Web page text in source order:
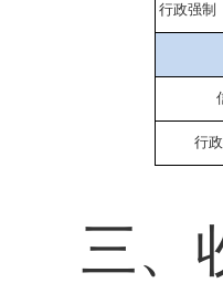
行政强制
行
三、